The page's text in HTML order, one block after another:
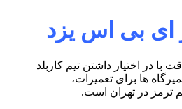
ای بی اس یزد
در اختیار داشتن تیم کاربلد
ها برای تعمیرات،
ترمز در تهران است.